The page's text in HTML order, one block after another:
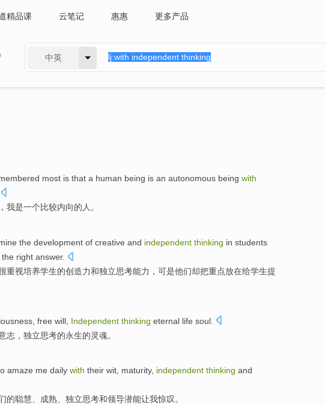
精品课 云笔记 惠惠 更多产品
中英
most is that a human being is an autonomous being with
我是一个比较内向的 人 。
the development of creative and independent thinking in students
right answer.
重视培养学生的创造力和独立思考能力，可是他们却把重点放在给学生提
free will Independent thinking eternal life soul
志 ， 独立思考的永生的灵魂。
amaze me daily with their wit, maturity, independent thinking and
的聪慧、 成熟、 独立思考和领导潜能让我惊叹。